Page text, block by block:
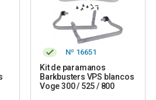
Nº 16651
Kit de paramanos
Barkbusters VPS blancos
Voge 300 / 525 / 800